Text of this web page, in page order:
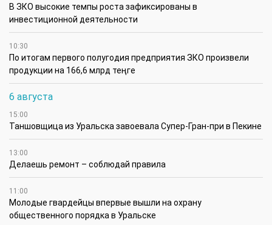
В ЗКО высокие темпы роста зафиксированы в
инвестиционной деятельности
10:30
По итогам первого полугодия предприятия ЗКО произвели
продукции на 166,6 млрд теңге
6 августа
15:00
Таншовщица из Уральска завоевала Супер-Гран-при в Пекине
13:00
Делаешь ремонт – соблюдай правила
11:00
Молодые гвардейцы впервые вышли на охрану
общественного порядка в Уральске